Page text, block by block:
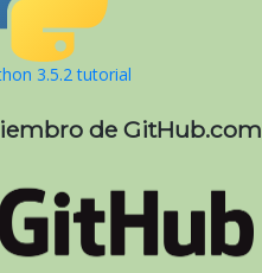
3.5.2 tutorial
de GitHub.com